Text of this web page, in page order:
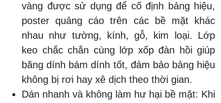
vàng được sử dụng để cố định bảng hiệu,
poster quảng cáo trên các bề mặt khác
nhau như tường, kính, gỗ, kim loại. Lớp
keo chắc chắn cùng lớp xốp đàn hồi giúp
băng dính bám dính tốt, đảm bảo bảng hiệu
không bị rơi hay xê dịch theo thời gian.
Dán nhanh và không làm hư hại bề mặt: Khi